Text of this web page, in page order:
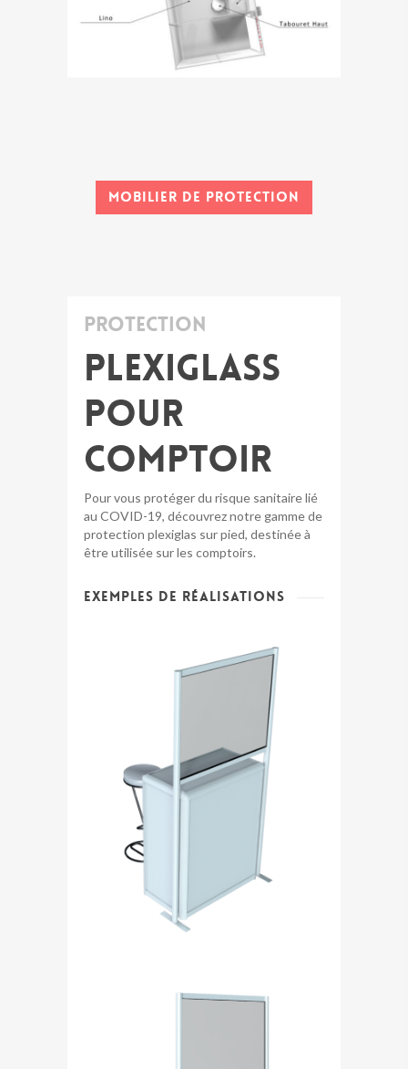
Mobilier de protection
Protection
Plexiglass
pour
comptoir
Pour vous protéger du risque sanitaire lié
au COVID-19, découvrez notre gamme de
protection plexiglas sur pied, destinée à
être utilisée sur les comptoirs.
Exemples de réalisations